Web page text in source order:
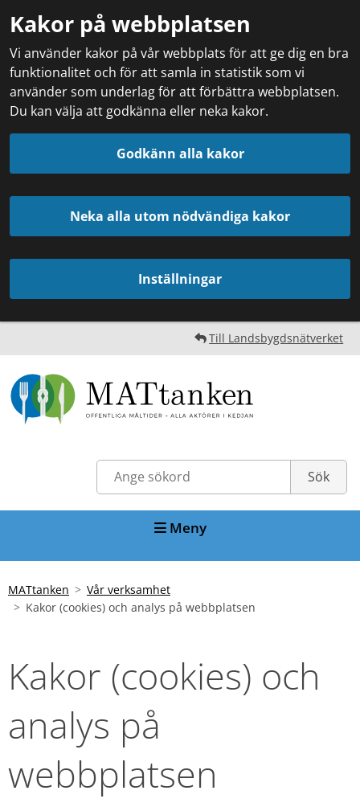
Kakor på webbplatsen
Vi använder kakor på vår webbplats för att ge dig en bra
funktionalitet och för att samla in statistik som vi
använder som underlag för att förbättra webbplatsen.
Du kan välja att godkänna eller neka kakor.
Godkänn alla kakor
Neka alla utom nödvändiga kakor
Inställningar
Till Landsbygdsnätverket
Meny
MATtanken
Vår verksamhet
Kakor (cookies) och analys på webbplatsen
Kakor (cookies) och
analys på
webbplatsen